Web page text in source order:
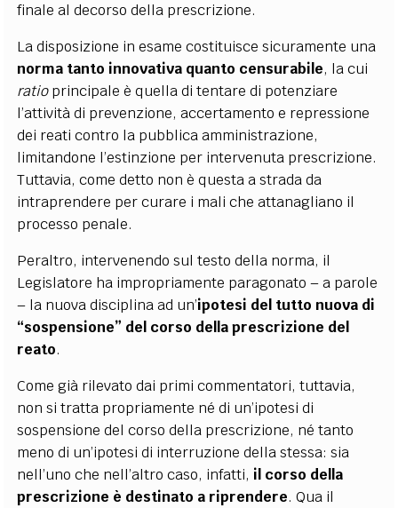
finale al decorso della prescrizione.
La disposizione in esame costituisce sicuramente una
norma tanto innovativa quanto censurabile, la cui
ratioprincipale è quella di tentare di potenziare
l’attività di prevenzione, accertamento e repressione
dei reati contro la pubblica amministrazione,
limitandone l’estinzione per intervenuta prescrizione.
Tuttavia, come detto non è questa a strada da
intraprendere per curare i mali che attanagliano il
processo penale.
Peraltro, intervenendo sul testo della norma, il
Legislatore ha impropriamente paragonato – a parole
– la nuova disciplina ad un’ipotesi del tutto nuova di
“sospensione” del corso della prescrizione del
reato.
Come già rilevato dai primi commentatori, tuttavia,
non si tratta propriamente né di un’ipotesi di
sospensione del corso della prescrizione, né tanto
meno di un’ipotesi di interruzione della stessa: sia
nell’uno che nell’altro caso, infatti, il corso della
prescrizione è destinato a riprendere. Qua il